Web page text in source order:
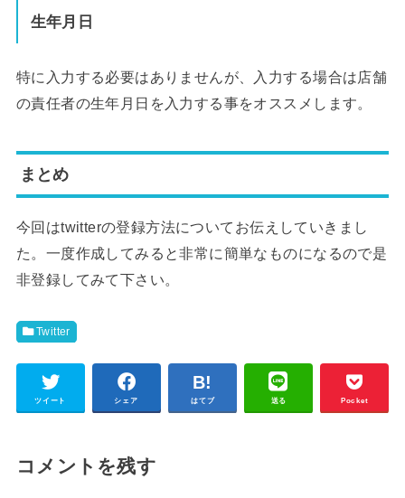
生年月日
特に入力する必要はありませんが、入力する場合は店舗
の責任者の生年月日を入力する事をオススメします。
まとめ
今回はtwitterの登録方法についてお伝えしていきまし
た。一度作成してみると非常に簡単なものになるので是
非登録してみて下さい。
Twitter
ツイート シェア はてブ 送る Pocket
コメントを残す